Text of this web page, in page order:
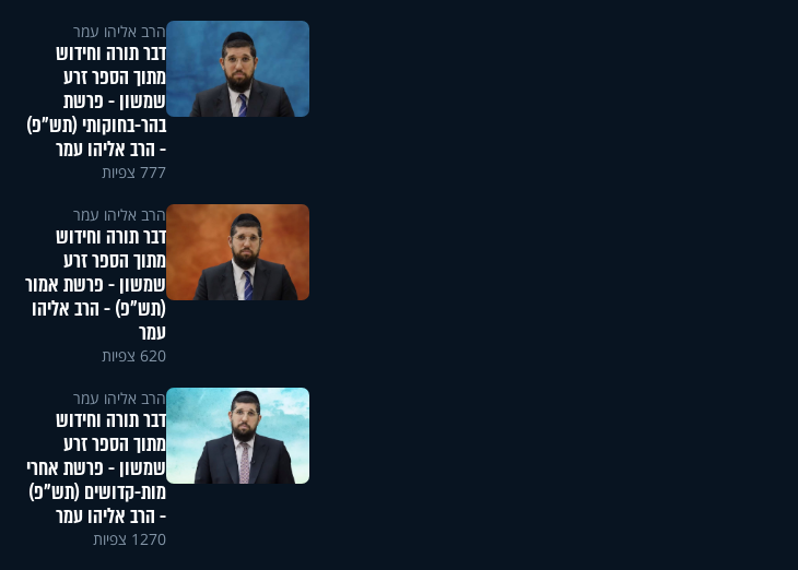
הרב אליהו עמר
דבר תורה וחידוש
מתוך הספר זרע
שמשון - פרשת
בהר-בחוקותי (תש"פ)
- הרב אליהו עמר
777 צפיות
הרב אליהו עמר
דבר תורה וחידוש
מתוך הספר זרע
שמשון - פרשת אמור
(תש"פ) - הרב אליהו
עמר
620 צפיות
הרב אליהו עמר
דבר תורה וחידוש
מתוך הספר זרע
שמשון - פרשת אחרי
מות-קדושים (תש"פ)
- הרב אליהו עמר
1270 צפיות